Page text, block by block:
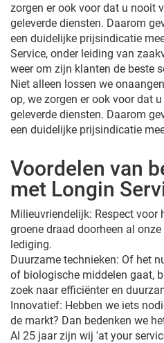
zorgen er ook voor dat u nooit
geleverde diensten. Daarom
een duidelijke prijsindicatie
Service, onder leiding van
weer om zijn klanten de beste
Niet alleen lossen we
op, we zorgen er ook voor dat
geleverde diensten. Daarom
een duidelijke prijsindicatie
Voordelen van
met Longin
Milieuvriendelijk: Respect voor
groene draad doorheen al
lediging.
Duurzame technieken: Of het
of biologische middelen gaat,
zoek naar efficiënter en
Innovatief: Hebben we iets
de markt? Dan bedenken we
Al 25 jaar zijn wij 'at your